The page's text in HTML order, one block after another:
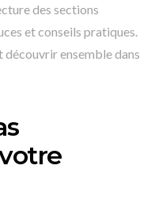
des sections
et conseils pratiques.
découvrir ensemble dans